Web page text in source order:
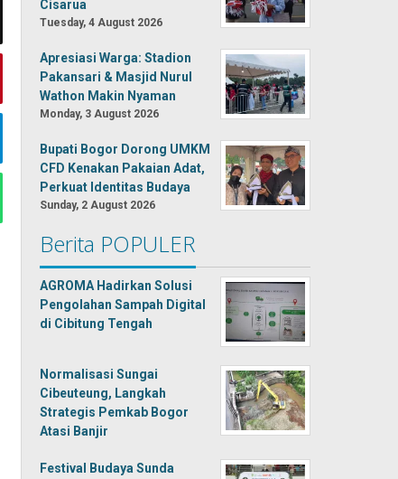
Cisarua
Tuesday, 4 August 2026
Apresiasi Warga: Stadion
Pakansari & Masjid Nurul
Wathon Makin Nyaman
Monday, 3 August 2026
Bupati Bogor Dorong UMKM
CFD Kenakan Pakaian Adat,
Perkuat Identitas Budaya
Sunday, 2 August 2026
Berita POPULER
AGROMA Hadirkan Solusi
Pengolahan Sampah Digital
di Cibitung Tengah
Normalisasi Sungai
Cibeuteung, Langkah
Strategis Pemkab Bogor
Atasi Banjir
Festival Budaya Sunda